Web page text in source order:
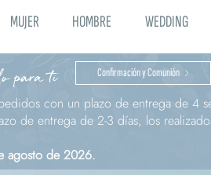
MUJER HOMBRE WEDDING
para ti Confirmación y Comunión
con un plazo de entrega de 4
de entrega de 2-3 días, los
agosto de 2026.